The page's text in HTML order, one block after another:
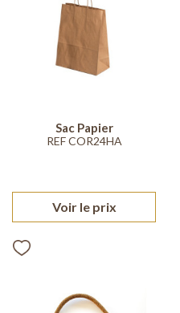
Sac Papier
REF COR24HA
Voir le prix